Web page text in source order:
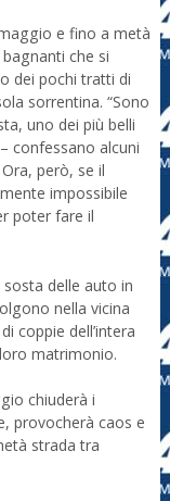
e fino a metà
che si
dei pochi tratti di
sorrentina. “Sono
uno dei più belli
confessano alcuni
però, se il
impossibile
poter fare il
sosta delle auto in
nella vicina
coppie dell’intera
matrimonio.
chiuderà i
provocherà caos e
strada tra